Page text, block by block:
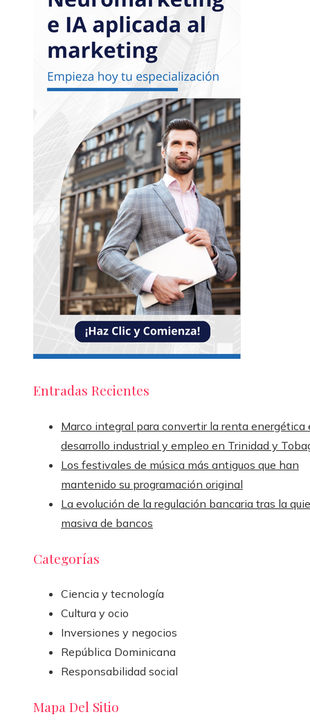
Entradas Recientes
Marco integral para convertir la renta energética
desarrollo industrial y empleo en Trinidad y
Los festivales de música más antiguos que han
mantenido su programación original
La evolución de la regulación bancaria tras la
masiva de bancos
Categorías
Ciencia y tecnología
Cultura y ocio
Inversiones y negocios
República Dominicana
Responsabilidad social
Mapa Del Sitio